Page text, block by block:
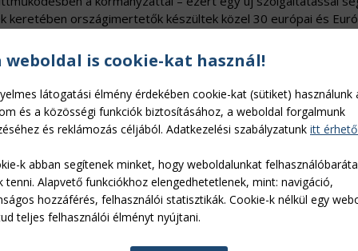
keretében országimertetők készültek közel 30 európai és
élelmiszerimportját, a szállítási útvonalakat, a szabványokat,
elérhetőségét is, tájékoztatott Papp Zsolt György.
Portál másik fontos szolgáltatása egy termékkereső
megtekinthetjük. Ezzel jelenleg 40 mezőgazdasági
adatai alapján. A felhasználók konkrét termékre keresve
egyes árukból. Az adatok négy fő kategóriába sorolva
állati termékek. Az ingyenesen elérhető szolgáltatás
kaphatnak az exporthoz szükséges dokumentumok, hivatalos
A rendszer a jövőben további országokkal és funkciókkal bővül
weboldal is cookie-kat használ!
látogatási élmény érdekében cookie-kat (sütiket) használunk
és a közösségi funkciók biztosításához, a weboldal forgalmunk
és reklámozás céljából. Adatkezelési szabályzatunk itt
k abban segítenek minket, hogy weboldalunkat
tenni. Alapvető funkciókhoz elengedhetetlenek, mint: navigáció,
hozzáférés, felhasználói statisztikák. Cookie-k nélkül egy
teljes felhasználói élményt nyújtani.